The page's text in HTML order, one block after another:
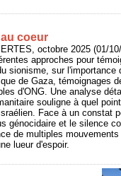
au coeur
octobre 2025 (01/
approches pour
sionisme, sur l'importance
de Gaza, témoignages
d'ONG. Une analyse
souligne à quel
Face à un constat
génocidaire et le silence
de multiples
lueur d'espoir.